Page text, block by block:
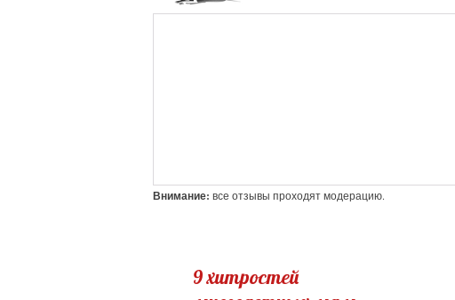
Внимание: все отзывы проходят модерацию.
9 хитростей